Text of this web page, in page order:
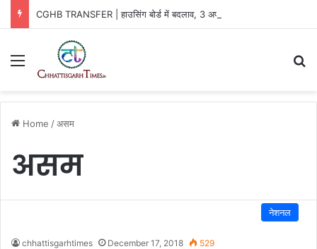
CGHB TRANSFER | हाउसिंग बोर्ड में बदलाव, 3 अफसरों को नई जिम्मेदारी
Menu
Home /असम
असम
नेशनल
chhattisgarhtimes December 17, 2018 529